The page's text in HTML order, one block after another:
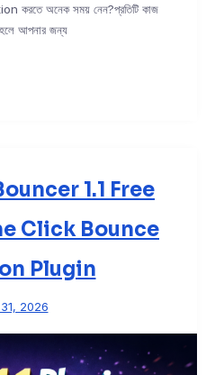
অনেক সময় নেন?প্রতিটি কাজ
আপনার জন্য
1.1 Free
Click Bounce
Plugin
2026